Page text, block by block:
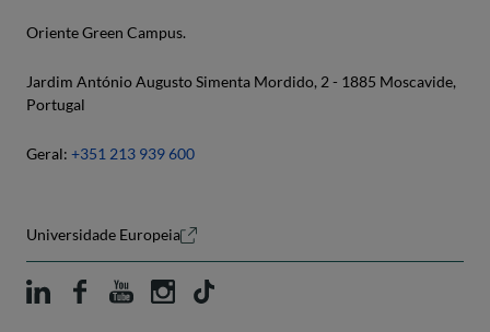
Oriente Green Campus.
Jardim António Augusto Simenta Mordido, 2 - 1885 Moscavide,
Portugal
Geral: +351 213 939 600
Universidade Europeia